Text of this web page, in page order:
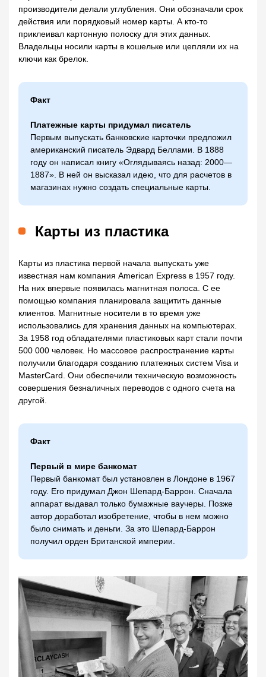
производители делали углубления. Они обозначали срок
действия или порядковый номер карты. А кто-то
приклеивал картонную полоску для этих данных.
Владельцы носили карты в кошельке или цепляли их на
ключи как брелок.
Факт
Платежные карты придумал писатель
Первым выпускать банковские карточки предложил
американский писатель Эдвард Беллами. В 1888
году он написал книгу «Оглядываясь назад: 2000—
1887». В ней он высказал идею, что для расчетов в
магазинах нужно создать специальные карты.
Карты из пластика
Карты из пластика первой начала выпускать уже
известная нам компания American Express в 1957 году.
На них впервые появилась магнитная полоса. С ее
помощью компания планировала защитить данные
клиентов. Магнитные носители в то время уже
использовались для хранения данных на компьютерах.
За 1958 год обладателями пластиковых карт стали почти
500 000 человек. Но массовое распространение карты
получили благодаря созданию платежных систем Visa и
MasterCard. Они обеспечили техническую возможность
совершения безналичных переводов с одного счета на
другой.
Факт
Первый в мире банкомат
Первый банкомат был установлен в Лондоне в 1967
году. Его придумал Джон Шепард-Баррон. Сначала
аппарат выдавал только бумажные ваучеры. Позже
автор доработал изобретение, чтобы в нем можно
было снимать и деньги. За это Шепард-Баррон
получил орден Британской империи.